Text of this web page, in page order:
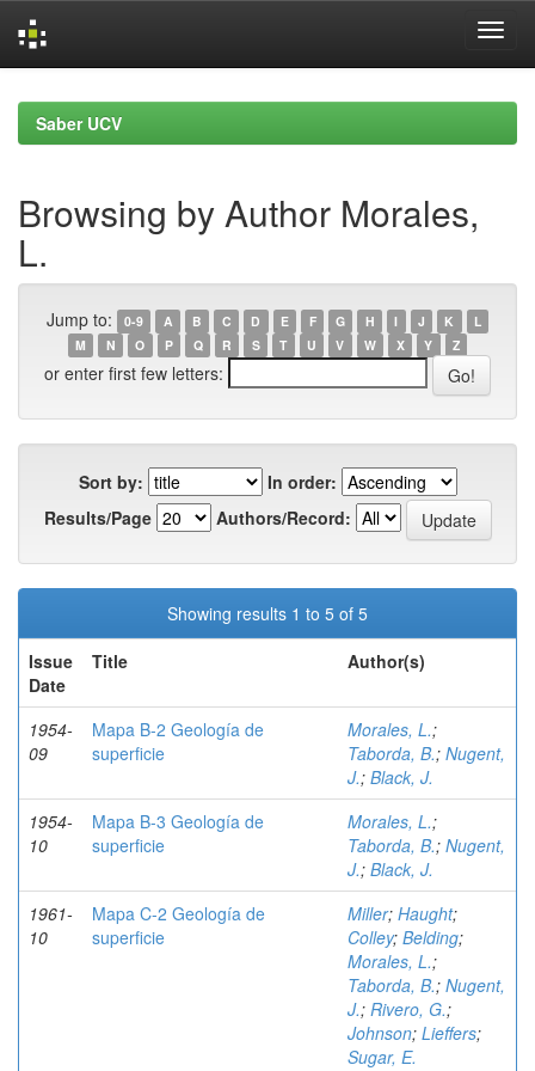
navigationSaber UCV
Browsing by Author Morales,
L.
Jump to: 0-9 A B C D E F G H I J K
L
M
N O P Q R S T U V W X Y Z
or enter first few letters:
Sort by:
In order:
Results/Page
Authors/Record:
Showing results 1 to 5 of 5
Issue
Date
Title Author(s)
1954-
09
Mapa B-2 Geología de
superficie
Morales, L.;
Taborda, B.; Nugent,
J.; Black, J.
1954-
10
Mapa B-3 Geología de
superficie
Morales, L.;
Taborda, B.; Nugent,
J.; Black, J.
1961-
10
Mapa C-2 Geología de
superficie
Miller; Haught;
Colley; Belding;
Morales, L.;
Taborda, B.; Nugent,
J.; Rivero, G.;
Johnson; Lieffers;
Sugar, E.